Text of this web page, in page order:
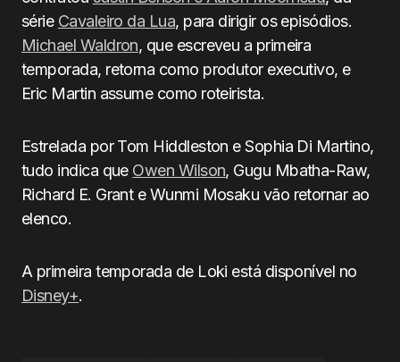
série Cavaleiro da Lua, para dirigir os episódios.
Michael Waldron, que escreveu a primeira
temporada, retorna como produtor executivo, e
Eric Martin assume como roteirista.
Estrelada por Tom Hiddleston e Sophia Di Martino,
tudo indica que Owen Wilson, Gugu Mbatha-Raw,
Richard E. Grant e Wunmi Mosaku vão retornar ao
elenco.
A primeira temporada de Loki está disponível no
Disney+.